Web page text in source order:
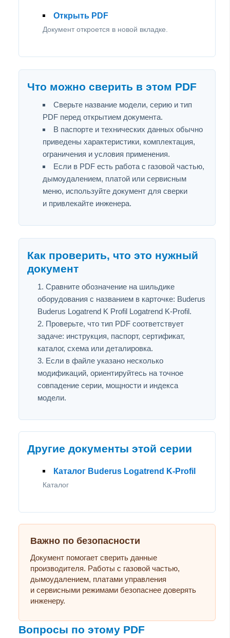
Открыть PDF
Документ откроется в новой вкладке.
Что можно сверить в этом PDF
Сверьте название модели, серию и тип
PDF перед открытием документа.
В паспорте и технических данных обычно
приведены характеристики, комплектация,
ограничения и условия применения.
Если в PDF есть работа с газовой частью,
дымоудалением, платой или сервисным
меню, используйте документ для сверки
и привлекайте инженера.
Как проверить, что это нужный
документ
Сравните обозначение на шильдике
оборудования с названием в карточке: Buderus
Buderus Logatrend K Profil Logatrend K-Profil.
Проверьте, что тип PDF соответствует
задаче: инструкция, паспорт, сертификат,
каталог, схема или деталировка.
Если в файле указано несколько
модификаций, ориентируйтесь на точное
совпадение серии, мощности и индекса
модели.
Другие документы этой серии
Каталог Buderus Logatrend K-Profil
Каталог
Важно по безопасности
Документ помогает сверить данные
производителя. Работы с газовой частью,
дымоудалением, платами управления
и сервисными режимами безопаснее доверять
инженеру.
Вопросы по этому PDF